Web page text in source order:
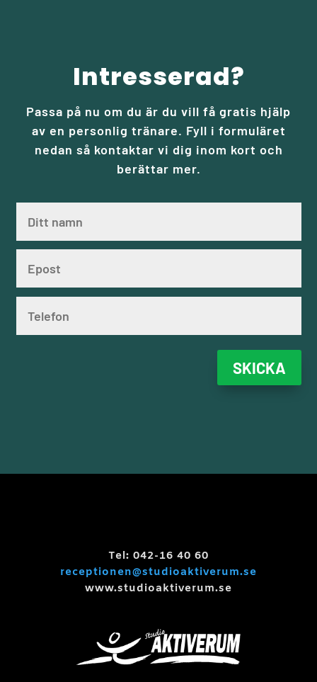
Intresserad?
Passa på nu om du är du vill få gratis hjälp
av en personlig tränare. Fyll i formuläret
nedan så kontaktar vi dig inom kort och
berättar mer.
SKICKA
Tel: 042-16 40 60
receptionen@studioaktiverum.se
www.studioaktiverum.se